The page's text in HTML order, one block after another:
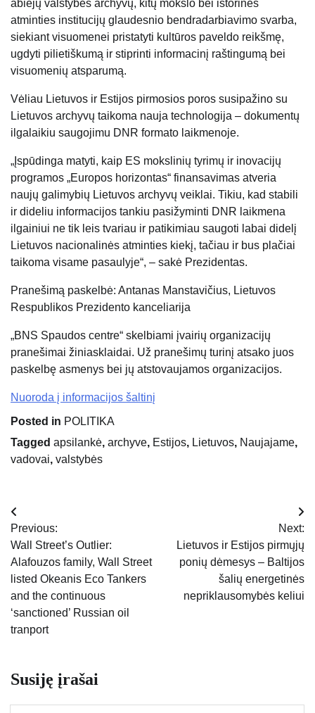
abiejų valstybės archyvų, kitų mokslo bei istorinės
atminties institucijų glaudesnio bendradarbiavimo svarba,
siekiant visuomenei pristatyti kultūros paveldo reikšmę,
ugdyti pilietiškumą ir stiprinti informacinį raštingumą bei
visuomenių atsparumą.
Vėliau Lietuvos ir Estijos pirmosios poros susipažino su
Lietuvos archyvų taikoma nauja technologija – dokumentų
ilgalaikiu saugojimu DNR formato laikmenoje.
„Įspūdinga matyti, kaip ES mokslinių tyrimų ir inovacijų
programos „Europos horizontas“ finansavimas atveria
naujų galimybių Lietuvos archyvų veiklai. Tikiu, kad stabili
ir dideliu informacijos tankiu pasižyminti DNR laikmena
ilgainiui ne tik leis tvariau ir patikimiau saugoti labai didelį
Lietuvos nacionalinės atminties kiekį, tačiau ir bus plačiai
taikoma visame pasaulyje“, – sakė Prezidentas.
Pranešimą paskelbė: Antanas Manstavičius, Lietuvos
Respublikos Prezidento kanceliarija
„BNS Spaudos centre“ skelbiami įvairių organizacijų
pranešimai žiniasklaidai. Už pranešimų turinį atsako juos
paskelbę asmenys bei jų atstovaujamos organizacijos.
Nuoroda į informacijos šaltinį
Posted in POLITIKA
Tagged apsilankė, archyve, Estijos, Lietuvos, Naujajame,
vadovai, valstybės
Navigacija
tarp
įrašų
Previous:
Wall Street’s Outlier:
Alafouzos family, Wall Street
listed Okeanis Eco Tankers
and the continuous
‘sanctioned’ Russian oil
tranport
Next:
Lietuvos ir Estijos pirmųjų
ponių dėmesys – Baltijos
šalių energetinės
nepriklausomybės keliui
Susiję įrašai